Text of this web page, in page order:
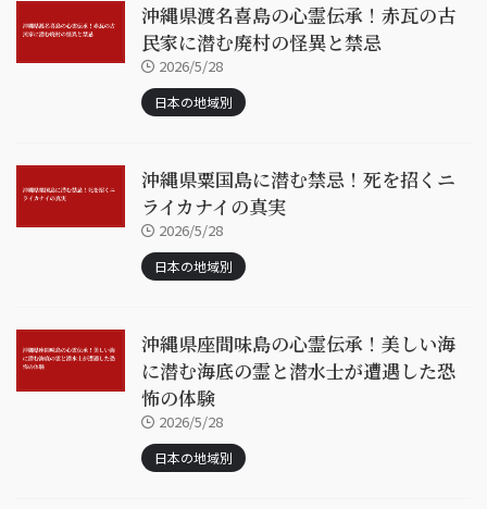
沖縄県渡名喜島の心霊伝承！赤瓦の古
民家に潜む廃村の怪異と禁忌
2026/5/28
日本の地域別
沖縄県粟国島に潜む禁忌！死を招くニ
ライカナイの真実
2026/5/28
日本の地域別
沖縄県座間味島の心霊伝承！美しい海
に潜む海底の霊と潜水士が遭遇した恐
怖の体験
2026/5/28
日本の地域別